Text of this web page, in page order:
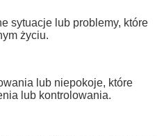
sytuacje lub problemy, które
życiu.
lub niepokoje, które
lub kontrolowania.